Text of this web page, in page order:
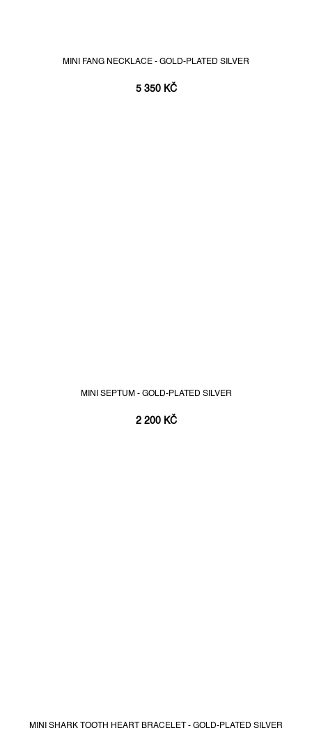
MINI FANG NECKLACE - GOLD-PLATED SILVER
5 350 KČ
MINI SEPTUM - GOLD-PLATED SILVER
2 200 KČ
MINI SHARK TOOTH HEART BRACELET - GOLD-PLATED SILVER